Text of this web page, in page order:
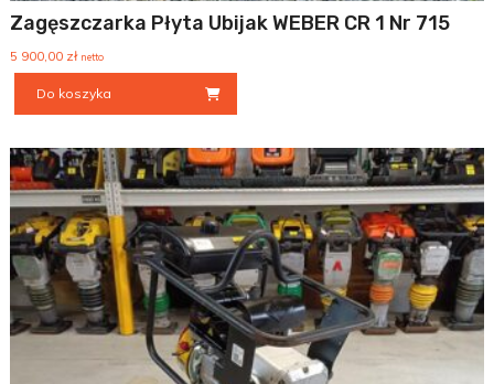
Zagęszczarka Płyta Ubijak WEBER CR 1 Nr 715
5 900,00 zł netto
Do koszyka